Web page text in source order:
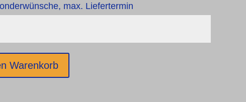
max. Liefertermin
Warenkorb